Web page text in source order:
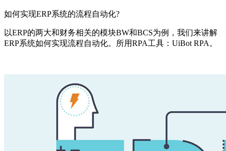
如何实现ERP系统的流程自动化?
以ERP的两大和财务相关的模块BW和BCS为例，我们来讲解
ERP系统如何实现流程自动化。所用RPA工具：UiBot RPA。